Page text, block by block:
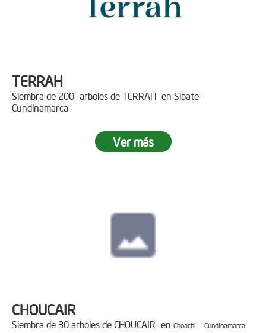
TERRAH
Siembra de 200 arboles de TERRAH en Sibate -
Cundinamarca
Ver más
CHOUCAIR
Siembra de 30 arboles de CHOUCAIR en Choachi - Cundinamarca